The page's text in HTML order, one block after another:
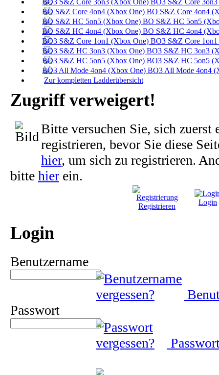
BO S&Z Core 4on4
BO S&Z HC 5on5
BO S&Z HC 4on4
BO3 S&Z Core
BO3 S&Z HC 3on3
BO3 S&Z HC 5on5
BO3 All Mode 4on4
Zur kompletten Ladderübersicht
Zugriff verweigert!
Bitte versuchen Sie, sich zuerst
registrieren, bevor Sie diese
hier, um sich zu registrieren.
bitte hier ein.
Registrieren Login
Login
Benutzername
Passwort